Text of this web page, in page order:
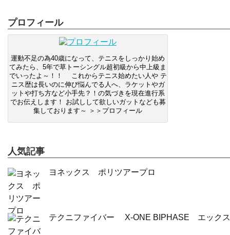
プロフィール
運動不足の為40歳になって、テニスをしっかり始め
てみたら、5年で草トーシングル超初級から中上級ま
でいったよ～！！ これからテニス始めたい人や テ
ニス歴は長いのに伸び悩んでる人へ、ラケットやガ
ットや打ち方など小手先？！の気づきを現在進行系
でお伝えします！ お試しして欲しいガットなども募
集しております～ ＞＞プロフィール
人気記事
ヨネックス ポリツアープロ
テクニファイバー X-ONE BIPHASE エック